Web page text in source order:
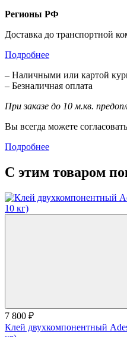
Регионы РФ
Доставка до транспортной
Подробнее
– Наличными или картой
– Безналичная оплата
При заказе до 10 м.кв.
Вы всегда можете
Подробнее
С этим товаром
7 800 ₽
Клей двухкомпонентный